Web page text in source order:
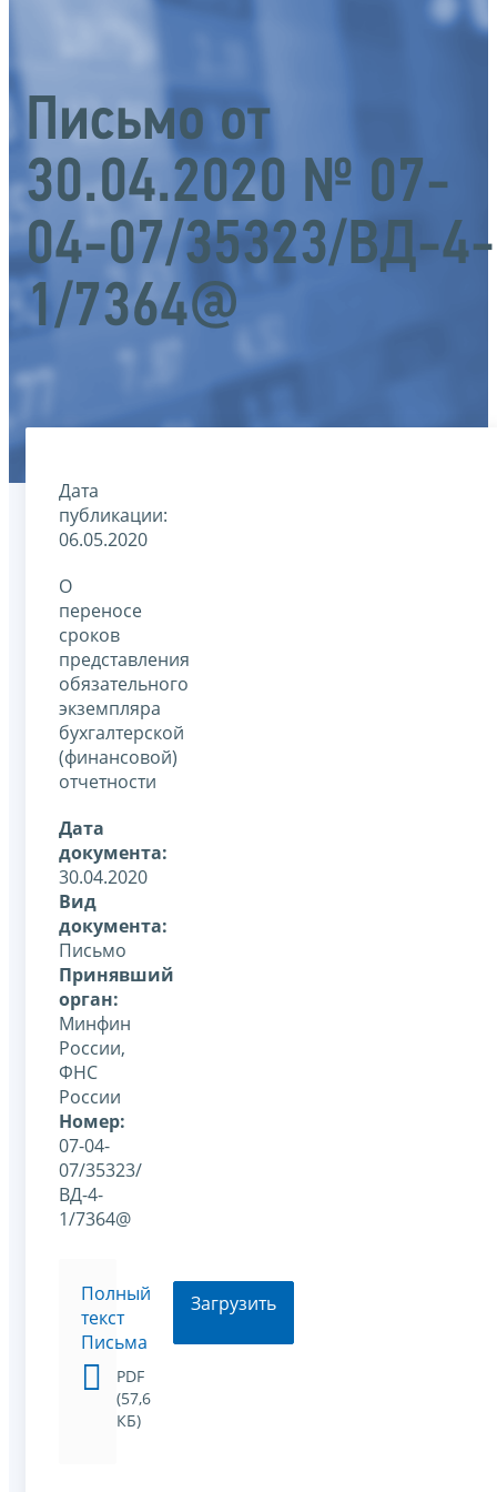
Письмо от
30.04.2020 № 07-
04-07/35323/ВД-4-
1/7364@
Дата
публикации:
06.05.2020
О
переносе
сроков
представления
обязательного
экземпляра
бухгалтерской
(финансовой)
отчетности
Дата
документа:
30.04.2020
Вид
документа:
Письмо
Принявший
орган:
Минфин
России,
ФНС
России
Номер:
07-04-
07/35323/
ВД-4-
1/7364@
Полный
текст
Письма
PDF
(57,6
КБ)
Загрузить